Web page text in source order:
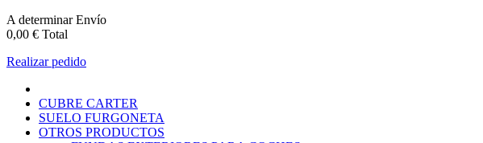
A determinarEnvío
0,00 € Total
Realizar pedido
CUBRE CARTER
SUELO FURGONETA
OTROS PRODUCTOS